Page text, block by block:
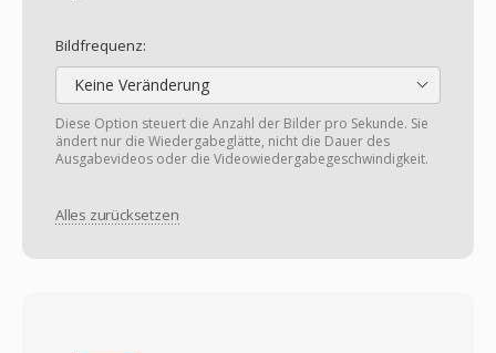
Bildfrequenz:
Keine Veränderung
Diese Option steuert die Anzahl der Bilder pro Sekunde. Sie
ändert nur die Wiedergabeglätte, nicht die Dauer des
Ausgabevideos oder die Videowiedergabegeschwindigkeit.
Alles zurücksetzen